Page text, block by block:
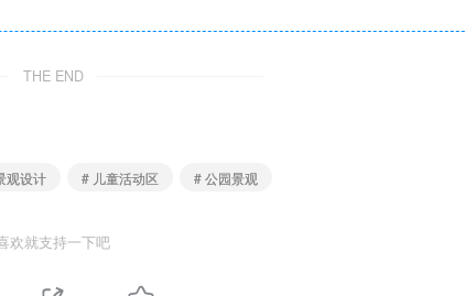
THE END
观设计 # 儿童活动区 # 公园景观
欢就支持一下吧